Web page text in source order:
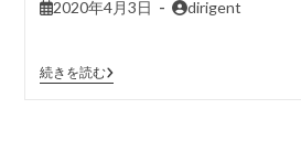
2020年4月3日 dirigent
続きを読む